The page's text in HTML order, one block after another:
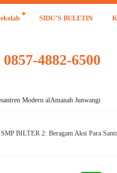
SIDU’S BULETIN
0857-4882-6500
Modern alAmanah Junwangi
BILTER 2: Beragam Aksi Para